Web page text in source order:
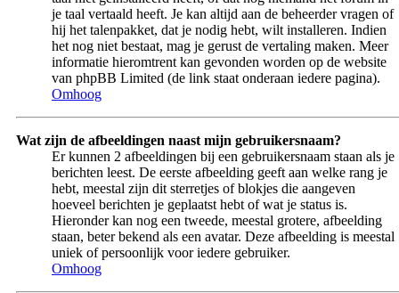
je taal vertaald heeft. Je kan altijd aan de beheerder vragen of
hij het talenpakket, dat je nodig hebt, wilt installeren. Indien
het nog niet bestaat, mag je gerust de vertaling maken. Meer
informatie hieromtrent kan gevonden worden op de website
van phpBB Limited (de link staat onderaan iedere pagina).
Omhoog
Wat zijn de afbeeldingen naast mijn gebruikersnaam?
Er kunnen 2 afbeeldingen bij een gebruikersnaam staan als je
berichten leest. De eerste afbeelding geeft aan welke rang je
hebt, meestal zijn dit sterretjes of blokjes die aangeven
hoeveel berichten je geplaatst hebt of wat je status is.
Hieronder kan nog een tweede, meestal grotere, afbeelding
staan, beter bekend als een avatar. Deze afbeelding is meestal
uniek of persoonlijk voor iedere gebruiker.
Omhoog